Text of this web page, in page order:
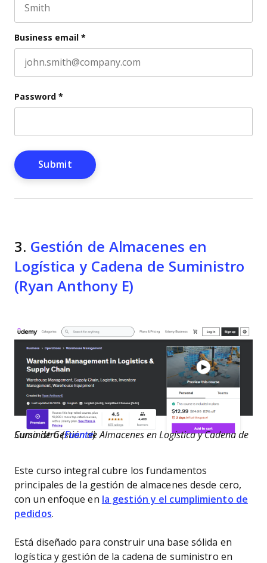
Business email *
Password *
3. Gestión de Almacenes en
Logística y Cadena de Suministro
(Ryan Anthony E)
Curso de Gestión de Almacenes en Logística y Cadena de Suministro (Fuente)
Este curso integral cubre los fundamentos
principales de la gestión de almacenes desde cero,
con un enfoque en la gestión y el cumplimiento de
pedidos.
Está diseñado para construir una base sólida en
logística y gestión de la cadena de suministro en